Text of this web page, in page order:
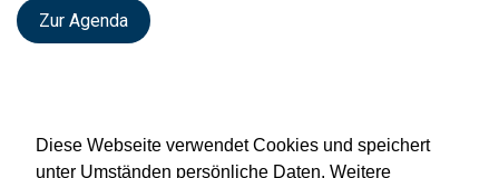
Diese Webseite verwendet Cookies und speichert
unter Umständen persönliche Daten. Weitere
Zur Agenda